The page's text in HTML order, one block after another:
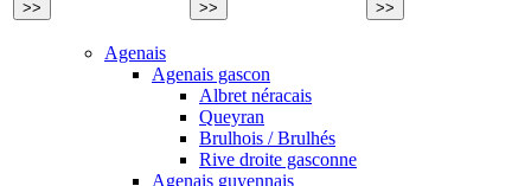
Agenais
Agenais gascon
Albret néracais
Queyran
Brulhois / Brulhés
Rive droite gasconne
Agenais guyennais